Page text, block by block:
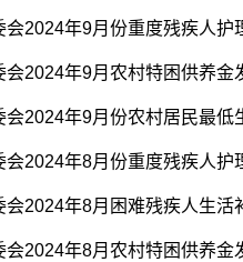
2024年9月份重度残疾人护
2024年9月农村特困供养金
2024年9月份农村居民最低
2024年8月份重度残疾人护
2024年8月困难残疾人生活
2024年8月农村特困供养金